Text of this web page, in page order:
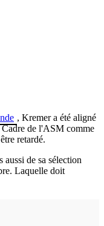
, Kremer a été aligné
de l'ASM comme
retardé.
aussi de sa sélection
Laquelle doit